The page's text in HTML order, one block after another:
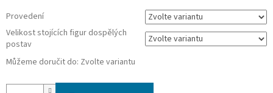
Provedení
Velikost stojících figur dospělých
postav
Můžeme doručit do: Zvolte variantu